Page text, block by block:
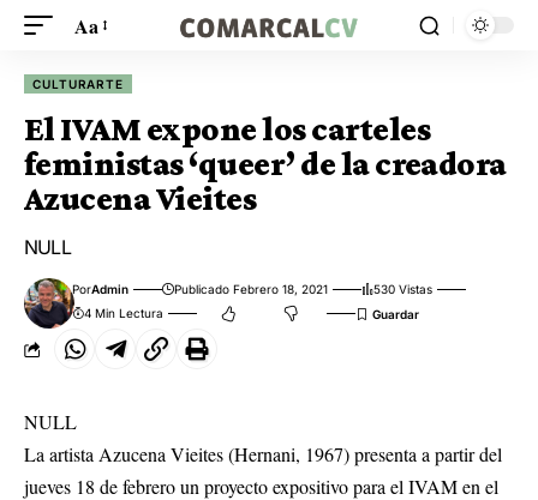
Aa
CULTURARTE
El IVAM expone los carteles
feministas ‘queer’ de la creadora
Azucena Vieites
NULL
PorAdmin Publicado Febrero 18, 2021
530 Vistas
4 Min Lectura
NULL
La artista Azucena Vieites (Hernani, 1967) presenta a partir del
jueves 18 de febrero un proyecto expositivo para el IVAM en el